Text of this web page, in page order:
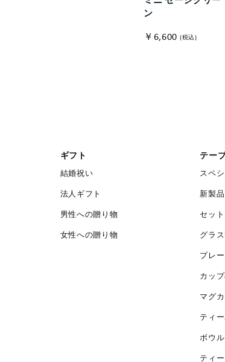
ン
￥6,600 (税込)
ギフト
結婚祝い
法人ギフト
男性への贈り物
女性への贈り物
テー
スペ
新製品
セッ
グラ
プレー
カッ
マグ
ティ
ボウル
ティ